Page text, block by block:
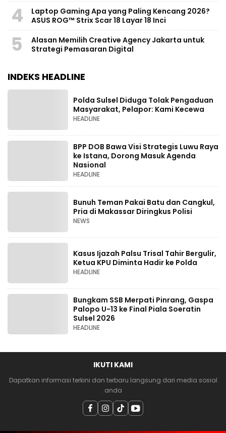
4
Laptop Gaming Apa yang Paling Kencang 2026?
ASUS ROG™ Strix Scar 18 Layar 18 Inci
5
Alasan Memilih Creative Agency Jakarta untuk
Strategi Pemasaran Digital
INDEKS HEADLINE
Polda Sulsel Diduga Tolak Pengaduan
Masyarakat, Pelapor: Kami Kecewa
HEADLINE
BPP DOB Bawa Visi Strategis Luwu Raya
ke Istana, Dorong Masuk Agenda
Nasional
HEADLINE
Bunuh Teman Pakai Batu dan Cangkul,
Pria di Makassar Diringkus Polisi
NEWS
Kasus Ijazah Palsu Trisal Tahir Bergulir,
Ketua KPU Diminta Hadir ke Polda
HEADLINE
Bungkam SSB Merpati Pinrang, Gaspa
Palopo U-13 ke Final Piala Soeratin
Sulsel 2026
HEADLINE
IKUTI KAMI
Dapatkan informasi terkini dan terbaru langsung dari media sosial
anda